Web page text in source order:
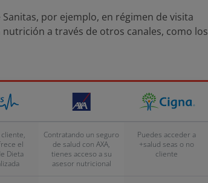
por ejemplo, en régimen de visita
a través de otros canales, como los
cliente,
el
Dieta
Contratando un seguro
de salud con AXA,
tienes acceso a su
asesor nutricional
Puedes acceder a
+salud seas o no
cliente